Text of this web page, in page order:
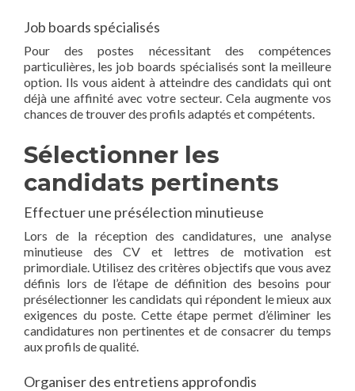
Job boards spécialisés
Pour des postes nécessitant des compétences
particulières, les job boards spécialisés sont la meilleure
option. Ils vous aident à atteindre des candidats qui ont
déjà une affinité avec votre secteur. Cela augmente vos
chances de trouver des profils adaptés et compétents.
Sélectionner les
candidats pertinents
Effectuer une présélection minutieuse
Lors de la réception des candidatures, une analyse
minutieuse des CV et lettres de motivation est
primordiale. Utilisez des critères objectifs que vous avez
définis lors de l’étape de définition des besoins pour
présélectionner les candidats qui répondent le mieux aux
exigences du poste. Cette étape permet d’éliminer les
candidatures non pertinentes et de consacrer du temps
aux profils de qualité.
Organiser des entretiens approfondis